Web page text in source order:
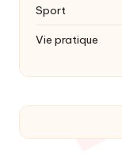
Sport
Vie pratique